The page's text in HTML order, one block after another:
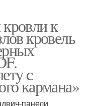
к
кровель
с
кармана»
панели